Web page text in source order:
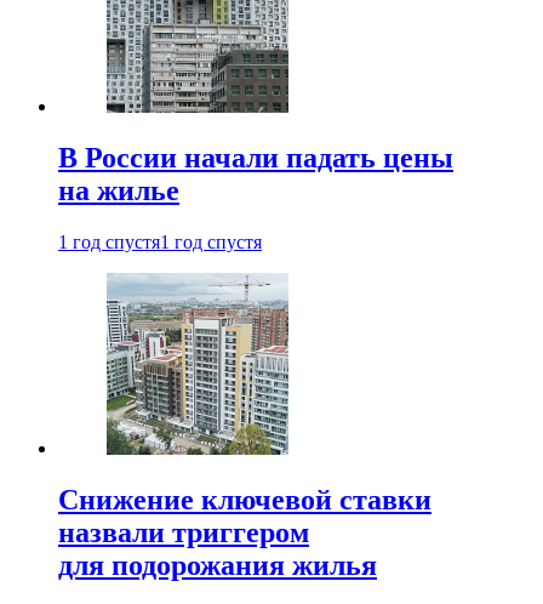
В России начали падать цены
на жилье
1 год спустя1 год спустя
Снижение ключевой ставки
назвали триггером
для подорожания жилья